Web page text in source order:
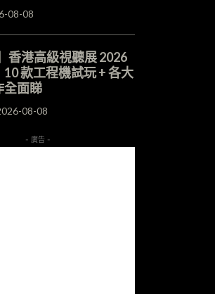
08-08
香港高級視聽展 2026
款工程機試玩 + 各大
全面睇
08-08
- 廣告 -